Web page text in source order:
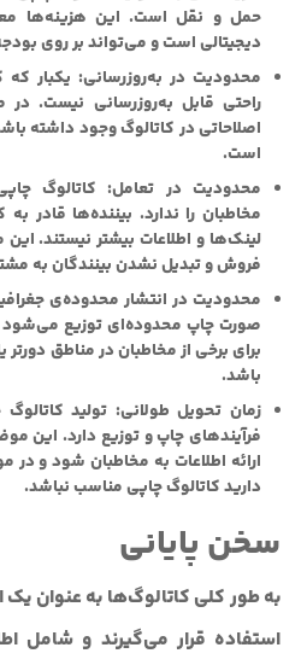
حمل و نقل است. این هزینه‌ها
دیجیتالی است و می‌تواند بر روی
محدودیت در به‌روزرسانی: یکبار که
راحتی قابل به‌روزرسانی نیست. در
اصلاحاتی در کاتالوگ وجود داشته
است.
محدودیت در تعامل: کاتالوگ
مخاطبان را ندارد. بیننده‌ها قادر
لینک‌ها و اطلاعات بیشتر نیستند.
فروش و تبدیل نشدن بینندگان به
محدودیت در انتشار محدوده‌ی
صورت چاپ محدوده‌ای توزیع
برای برخی از مخاطبان در مناطق
باشد.
زمان تحویل طولانی: تولید
فرآیندهای چاپ و توزیع دارد. این
ارائه اطلاعات به مخاطبان شود و در
دارید کاتالوگ چاپی مناسب نباشد.
سخن پایانی
به طور کلی کاتالوگ‌ها به عنوان یک
استفاده قرار می‌گیرند و شامل